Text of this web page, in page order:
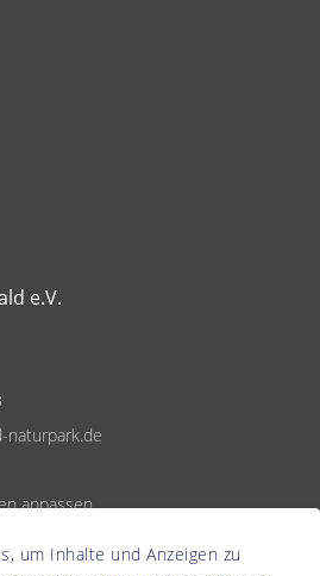
e.V.
naturpark.de
anpassen
um Inhalte und Anzeigen zu